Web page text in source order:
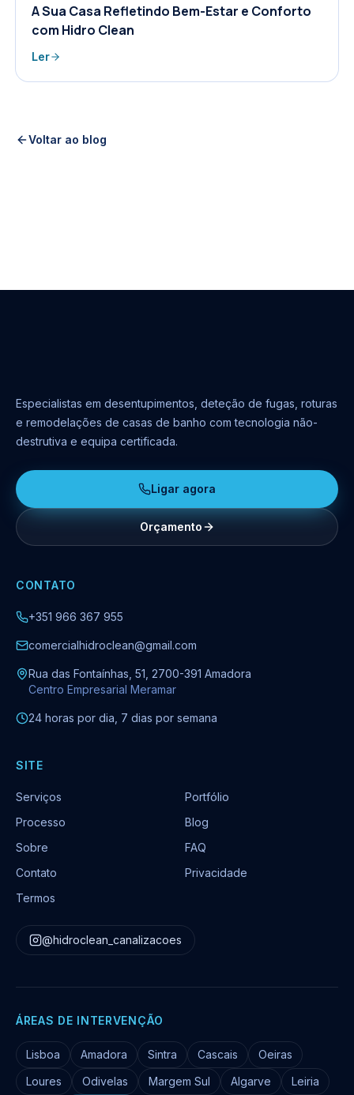
A Sua Casa Refletindo Bem-Estar e Conforto
com Hidro Clean
Ler
Voltar ao blog
Especialistas em desentupimentos, deteção de fugas, roturas
e remodelações de casas de banho com tecnologia não-
destrutiva e equipa certificada.
Ligar agora
Orçamento
CONTATO
+351 966 367 955
comercialhidroclean@gmail.com
Rua das Fontaínhas, 51, 2700-391 Amadora
Centro Empresarial Meramar
24 horas por dia, 7 dias por semana
SITE
Serviços
Portfólio
Processo
Blog
Sobre
FAQ
Contato
Privacidade
Termos
@hidroclean_canalizacoes
ÁREAS DE INTERVENÇÃO
Lisboa Amadora Sintra Cascais
Oeiras
Loures
Odivelas Margem Sul Algarve Leiria